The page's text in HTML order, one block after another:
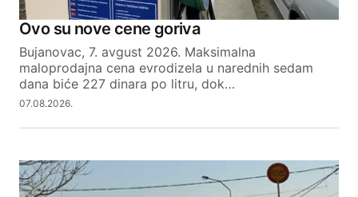
Ovo su nove cene goriva
Bujanovac, 7. avgust 2026. Maksimalna
maloprodajna cena evrodizela u narednih sedam
dana biće 227 dinara po litru, dok…
07.08.2026.